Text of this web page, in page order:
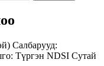
Салбарууд:
Түргэн NDSI Сутай